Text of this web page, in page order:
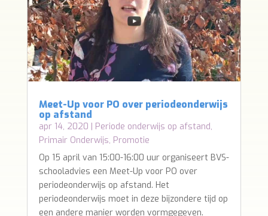
Meet-Up voor PO over periodeonderwijs
op afstand
apr 14, 2020| Periode onderwijs op afstand ,
Primair Onderwijs ,Promotie
Op 15 april van 15:00-16:00 uur organiseert BVS-
schooladvies een Meet-Up voor PO over